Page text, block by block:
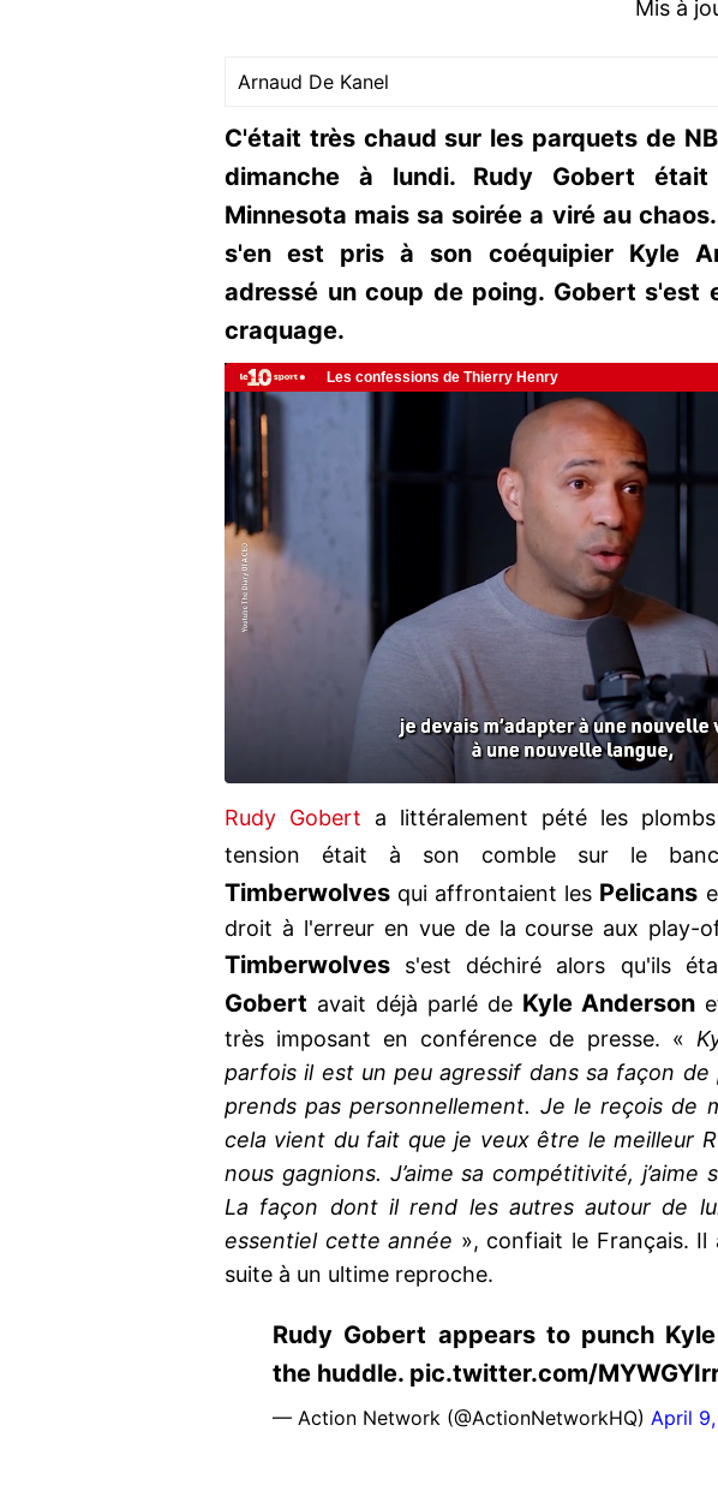
Mis à
Arnaud De Kanel
C'était très chaud sur les parquets de
dimanche à lundi. Rudy Gobert
Minnesota mais sa soirée a viré au
s'en est pris à son coéquipier Kyle
adressé un coup de poing. Gobert s'est
craquage.
Rudy Gobert a littéralement pété les
tension était à son comble sur le
Timberwolves qui affrontaient les Pelicans
droit à l'erreur en vue de la course aux play-
Timberwolves s'est déchiré alors qu'ils
Gobert avait déjà parlé de Kyle Anderson
très imposant en conférence de presse. «
parfois il est un peu agressif dans sa façon de
prends pas personnellement. Je le reçois de
cela vient du fait que je veux être le meilleur
nous gagnions. J’aime sa compétitivité, j’aime
La façon dont il rend les autres autour de
essentiel cette année », confiait le Français. Il
suite à un ultime reproche.
Rudy Gobert appears to punch
the huddle. pic.twitter.com/
— Action Network (@ActionNetworkHQ) April